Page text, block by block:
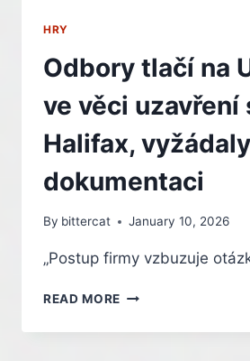
HRY
Odbory tlačí na
ve věci uzavření
Halifax,
dokumentaci
By bittercat January 10, 2026
„Postup firmy vzbuzuje
READ MORE ODBORY
NA